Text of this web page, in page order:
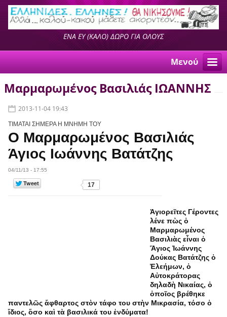
ΕΝΑ ΕΥ (ΚΑΛΟ) ΔΩΡΟ ΓΙΑ ΟΛΟΥΣ
Μενού
Μαρμαρωμένος Βασιλιάς ΙΩΑΝΝΗΣ
2013-11-04 19:43
ΤΙΜΑΤΑΙ ΣΗΜΕΡΑ Η ΜΝΗΜΗ ΤΟΥ
Ο Μαρμαρωμένος Βασιλιάς
Άγιος Ιωάννης Βατάτζης
04/11/13 - 17:55
17
Ἁγιορεῖτες Γέροντες
λένε πὼς ὁ
Μαρμαρωμένος
Βασιλιὰς εἶναι ὁ
Ἅγιος Ἰωάννης
Δούκας Βατάτζης ὁ
Ἐλεήμων, ὁ
Αὐτοκράτορας
δηλαδὴ Νικαίας, ὁ
ὁποῖος βρέθηκε
παντελῶς ἄφθαρτος στὸν τάφο του στὴν Μικρασία, τόσο ὁ
ἴδιος, ὅσο καὶ τὰ βασιλικά του ἐνδύματα!